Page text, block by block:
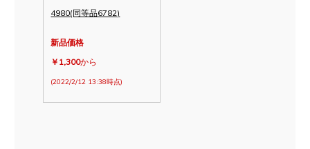
4980(同等品6782)
新品価格
￥1,300から
(2022/2/12 13:38時点)